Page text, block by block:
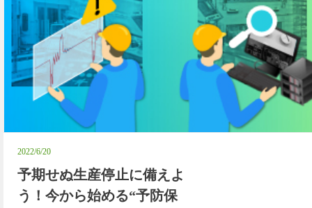
2022/6/20
予期せぬ生産停止に備えよ
う！今から始める“予防保